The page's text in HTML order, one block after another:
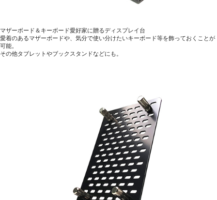
マザーボード＆キーボード愛好家に贈るディスプレイ台
愛着のあるマザーボードや、気分で使い分けたいキーボード等を飾っておくことが
可能。
その他タブレットやブックスタンドなどにも。